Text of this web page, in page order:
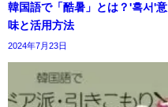
韓国語で「酷暑」とは？'혹서'意
味と活用方法
2024年7月23日